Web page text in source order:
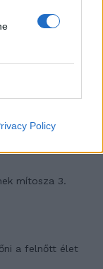
Policy
mítosza 3.
a felnőtt élet